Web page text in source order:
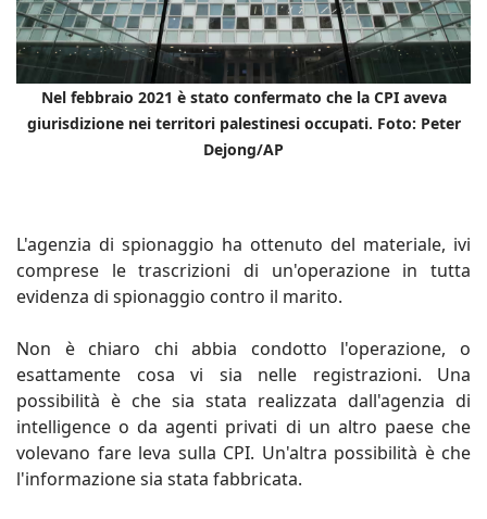
Nel febbraio 2021 è stato confermato che la CPI aveva
giurisdizione nei territori palestinesi occupati. Foto: Peter
Dejong/AP
L'agenzia di spionaggio ha ottenuto del materiale, ivi
comprese le trascrizioni di un'operazione in tutta
evidenza di spionaggio contro il marito.
Non è chiaro chi abbia condotto l'operazione, o
esattamente cosa vi sia nelle registrazioni. Una
possibilità è che sia stata realizzata dall'agenzia di
intelligence o da agenti privati di un altro paese che
volevano fare leva sulla CPI. Un'altra possibilità è che
l'informazione sia stata fabbricata.